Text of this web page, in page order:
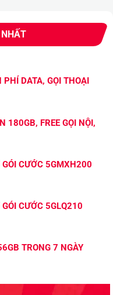
DATA, GỌI THOẠI
180GB, FREE GỌI NỘI,
CƯỚC 5GMXH200
CƯỚC 5GLQ210
TRONG 7 NGÀY